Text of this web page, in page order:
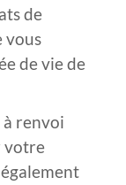
de
vous
de vie de
à renvoi
votre